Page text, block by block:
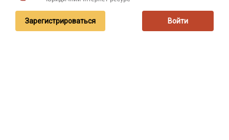
Зарегистрироваться Войти